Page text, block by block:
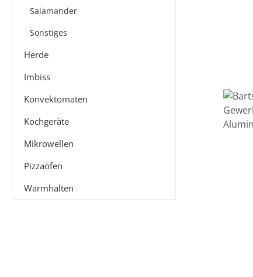
Salamander
Sonstiges
Herde
Imbiss
Konvektomaten
Kochgeräte
Mikrowellen
Pizzaöfen
Warmhalten